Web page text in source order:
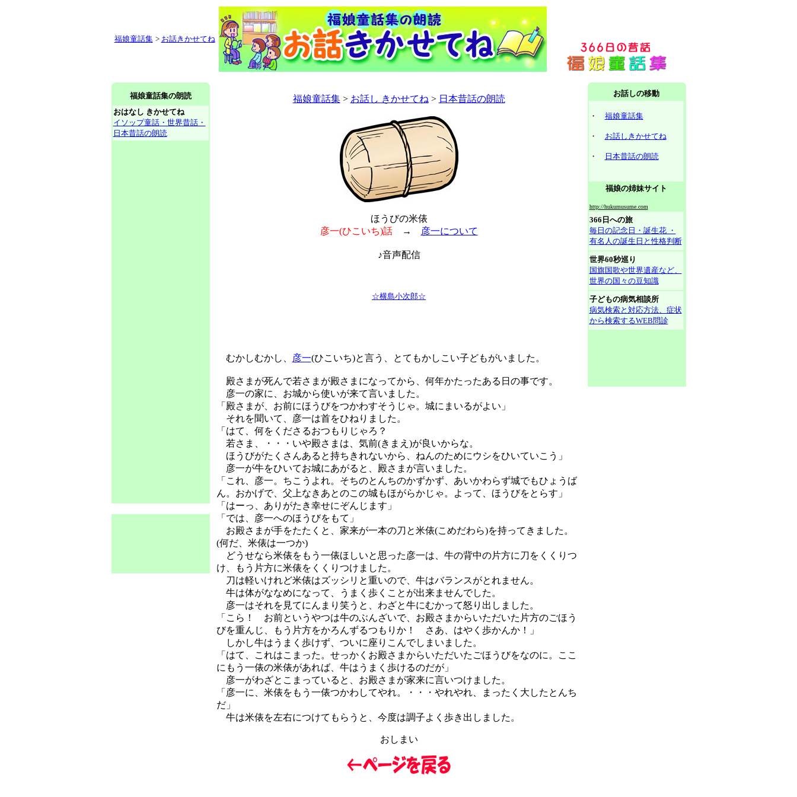
福娘童話集 > お話きかせてね
福娘童話集の朗読
おはなし きかせてね
イソップ童話・世界昔話・
日本昔話の朗読
福娘童話集> お話し きかせてね > 日本昔話の朗読
ほうびの米俵
彦一(ひこいち)話→ 彦一について
♪音声配信
☆横島小次郎☆
むかしむかし、 彦一(ひこいち)と言う、とてもかしこい子どもがいました。
殿さまが死んで若さまが殿さまになってから、何年かたったある日の事です。
彦一の家に、お城から使いが来て言いました。
「殿さまが、お前にほうびをつかわすそうじゃ。城にまいるがよい」
それを聞いて、彦一は首をひねりました。
「はて、何をくださるおつもりじゃろ？
若さま、・・・いや殿さまは、気前(きまえ)が良いからな。
ほうびがたくさんあると持ちきれないから、ねんのためにウシをひいていこう」
彦一が牛をひいてお城にあがると、殿さまが言いました。
「これ、彦一。ちこうよれ。そちのとんちのかずかず、あいかわらず城でもひょうば
ん。おかげで、父上なきあとのこの城もほがらかじゃ。よって、ほうびをとらす」
「はーっ、ありがたき幸せにぞんじます」
「では、彦一へのほうびをもて」
お殿さまが手をたたくと、家来が一本の刀と米俵(こめだわら)を持ってきました。
(何だ、米俵は一つか)
どうせなら米俵をもう一俵ほしいと思った彦一は、牛の背中の片方に刀をくくりつ
け、もう片方に米俵をくくりつけました。
刀は軽いけれど米俵はズッシリと重いので、牛はバランスがとれません。
牛は体がななめになって、うまく歩くことが出来ませんでした。
彦一はそれを見てにんまり笑うと、わざと牛にむかって怒り出しました。
「こら！ お前というやつは牛のぶんざいで、お殿さまからいただいた片方のごほう
びを重んじ、もう片方をかろんずるつもりか！ さあ、はやく歩かんか！」
しかし牛はうまく歩けず、ついに座りこんでしまいました。
「はて、これはこまった。せっかくお殿さまからいただいたごほうびをなのに。ここ
にもう一俵の米俵があれば、牛はうまく歩けるのだが」
彦一がわざとこまっていると、お殿さまが家来に言いつけました。
「彦一に、米俵をもう一俵つかわしてやれ。・・・やれやれ、まったく大したとんち
だ」
牛は米俵を左右につけてもらうと、今度は調子よく歩き出しました。
おしまい
お話しの移動
・ 福娘童話集
・ お話しきかせてね
・ 日本昔話の朗読
福娘の姉妹サイト
http://hukumusume.com
366日への旅
毎日の記念日・誕生花 ・
有名人の誕生日と性格判断
世界60秒巡り
国旗国歌や世界遺産など、
世界の国々の豆知識
子どもの病気相談所
病気検索と対応方法、症状
から検索するWEB問診